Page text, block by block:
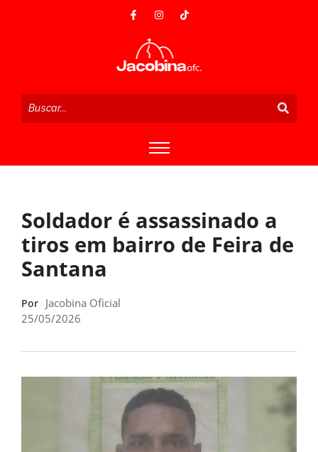
Soldador é assassinado a
tiros em bairro de Feira de
Santana
Por Jacobina Oficial
25/05/2026